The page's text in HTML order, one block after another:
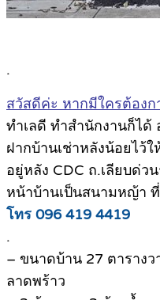
.
สวัสดีค่ะ หากมีใครต้องก
ทำเลดี ทำสำนักงานก็ได้
ฝากบ้านเช่าหลังน้อยไว้
อยู่หลัง CDC ถ.เลียบด่
หน้าบ้านเป็นสนามหญ้า
โทร 096 419 4419
.
– ขนาดบ้าน 27 ตาราง
ลาดพร้าว